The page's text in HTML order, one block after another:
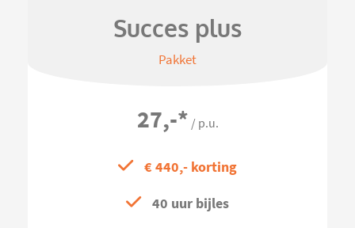
Succes plus
Pakket
27,-* / p.u.
€ 440,- korting
40 uur bijles